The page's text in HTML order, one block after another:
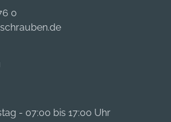
0
- 07:00 bis 17:00 Uhr